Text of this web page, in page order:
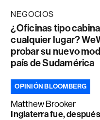
NEGOCIOS
¿Oficinas tipo
cualquier lugar?
probar su nuevo
país de Sudamérica
OPINIÓN BLOOMBERG
Matthew Brooker
Inglaterra fue,